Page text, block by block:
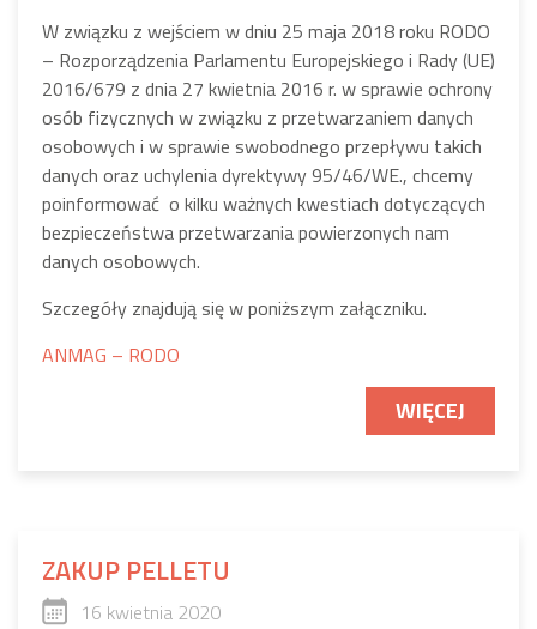
W związku z wejściem w dniu 25 maja 2018 roku RODO
– Rozporządzenia Parlamentu Europejskiego i Rady (UE)
2016/679 z dnia 27 kwietnia 2016 r. w sprawie ochrony
osób fizycznych w związku z przetwarzaniem danych
osobowych i w sprawie swobodnego przepływu takich
danych oraz uchylenia dyrektywy 95/46/WE., chcemy
poinformować o kilku ważnych kwestiach dotyczących
bezpieczeństwa przetwarzania powierzonych nam
danych osobowych.
Szczegóły znajdują się w poniższym załączniku.
ANMAG – RODO
WIĘCEJ
ZAKUP PELLETU
16 kwietnia 2020